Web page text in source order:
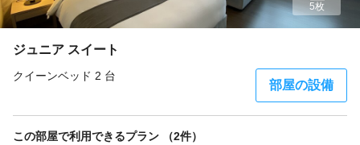
ジュニア スイート
クイーンベッド 2 台
部屋の設備
5枚
この部屋で利用できるプラン （2件）